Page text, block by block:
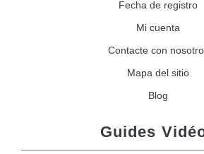
Fecha de registro
Mi cuenta
Contacte con
Mapa del sitio
Blog
Guides